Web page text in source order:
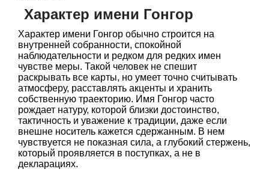
Характер имени Гонгор
Характер имени Гонгор обычно строится на
внутренней собранности, спокойной
наблюдательности и редком для редких имен
чувстве меры. Такой человек не спешит
раскрывать все карты, но умеет точно считывать
атмосферу, расставлять акценты и хранить
собственную траекторию. Имя Гонгор часто
рождает натуру, которой близки достоинство,
тактичность и уважение к традиции, даже если
внешне носитель кажется сдержанным. В нем
чувствуется не показная сила, а глубокий стержень,
который проявляется в поступках, а не в
декларациях.